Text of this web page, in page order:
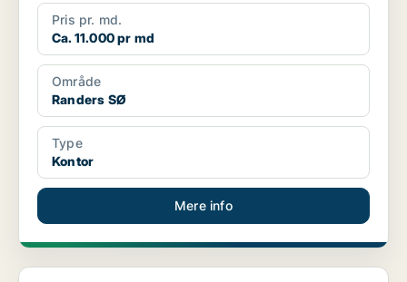
Pris pr. md.
Ca. 11.000 pr md
Område
Randers SØ
Type
Kontor
Mere info
Kontor i Randers SØ